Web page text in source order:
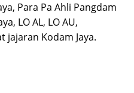
Para Pa Ahli Pangdam
LO AL, LO AU,
jajaran Kodam Jaya.